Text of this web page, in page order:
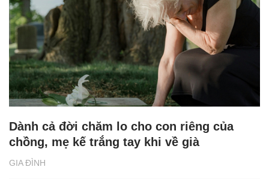
GIA ĐÌNH
Dành cả đời chăm lo cho con riêng của
chồng, mẹ kế trắng tay khi về già